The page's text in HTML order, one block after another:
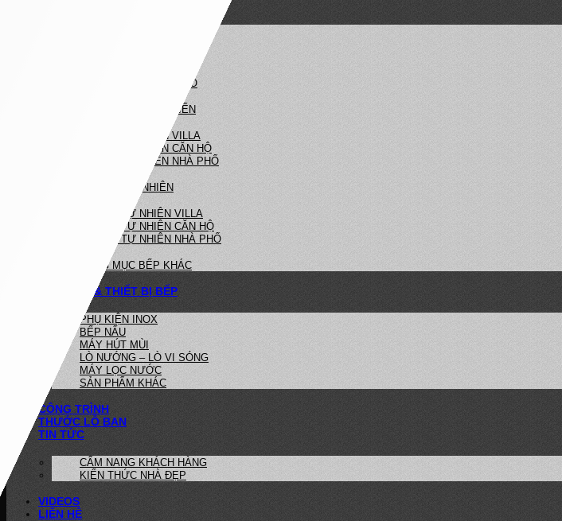
BẾP HIỆN ĐẠI NHÀ PHỐ
NHÀ BẾP TÂN CỔ ĐIỂN
BẾP TÂN CỔ ĐIỂN VILLA
BẾP TÂN CỔ ĐIỂN CĂN HỘ
BẾP TÂN CỔ ĐIỂN NHÀ PHỐ
BẾP GỖ TỰ NHIÊN
BẾP GỖ TỰ NHIÊN VILLA
BẾP GỖ TỰ NHIÊN CĂN HỘ
BẾP GỖ TỰ NHIÊN NHÀ PHỐ
HẠNG MỤC BẾP KHÁC
PHỤ KIỆN & THIẾT BỊ BẾP
PHỤ KIỆN INOX
BẾP NẤU
MÁY HÚT MÙI
LÒ NƯỚNG – LÒ VI SÓNG
MÁY LỌC NƯỚC
SẢN PHẨM KHÁC
CÔNG TRÌNH
THƯỚC LỖ BAN
TIN TỨC
CẨM NANG KHÁCH HÀNG
KIẾN THỨC NHÀ ĐẸP
VIDEOS
LIÊN HỆ